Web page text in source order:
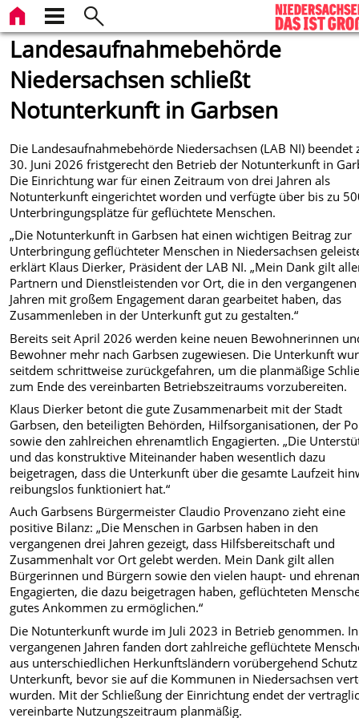
Landesaufnahmebehörde
Niedersachsen schließt
Notunterkunft in Garbsen
Die Landesaufnahmebehörde Niedersachsen (LAB NI) beendet
30. Juni 2026 fristgerecht den Betrieb der Notunterkunft in
Die Einrichtung war für einen Zeitraum von drei Jahren als
Notunterkunft eingerichtet worden und verfügte über bis zu
Unterbringungsplätze für geflüchtete Menschen.
„Die Notunterkunft in Garbsen hat einen wichtigen Beitrag zur
Unterbringung geflüchteter Menschen in Niedersachsen
erklärt Klaus Dierker, Präsident der LAB NI. „Mein Dank gilt
Partnern und Dienstleistenden vor Ort, die in den
Jahren mit großem Engagement daran gearbeitet haben, das
Zusammenleben in der Unterkunft gut zu gestalten.“
Bereits seit April 2026 werden keine neuen Bewohnerinnen
Bewohner mehr nach Garbsen zugewiesen. Die Unterkunft
seitdem schrittweise zurückgefahren, um die planmäßige
zum Ende des vereinbarten Betriebszeitraums vorzubereiten.
Klaus Dierker betont die gute Zusammenarbeit mit der Stadt
Garbsen, den beteiligten Behörden, Hilfsorganisationen, der
sowie den zahlreichen ehrenamtlich Engagierten. „Die
und das konstruktive Miteinander haben wesentlich dazu
beigetragen, dass die Unterkunft über die gesamte Laufzeit
reibungslos funktioniert hat.“
Auch Garbsens Bürgermeister Claudio Provenzano zieht eine
positive Bilanz: „Die Menschen in Garbsen haben in den
vergangenen drei Jahren gezeigt, dass Hilfsbereitschaft und
Zusammenhalt vor Ort gelebt werden. Mein Dank gilt allen
Bürgerinnen und Bürgern sowie den vielen haupt- und
Engagierten, die dazu beigetragen haben, geflüchteten
gutes Ankommen zu ermöglichen.“
Die Notunterkunft wurde im Juli 2023 in Betrieb genommen.
vergangenen Jahren fanden dort zahlreiche geflüchtete
aus unterschiedlichen Herkunftsländern vorübergehend
Unterkunft, bevor sie auf die Kommunen in Niedersachsen
wurden. Mit der Schließung der Einrichtung endet der
vereinbarte Nutzungszeitraum planmäßig.